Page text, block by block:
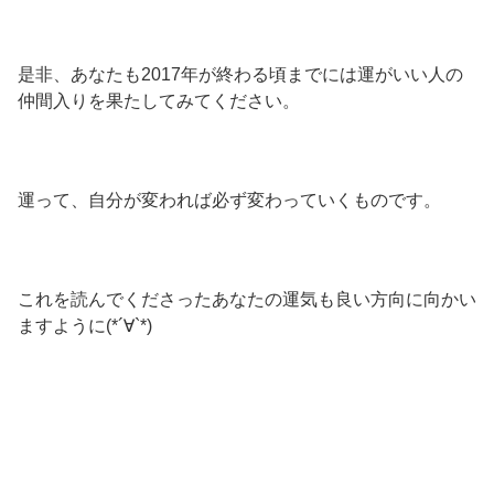
是非、あなたも2017年が終わる頃までには運がいい人の
仲間入りを果たしてみてください。
運って、自分が変われば必ず変わっていくものです。
これを読んでくださったあなたの運気も良い方向に向かい
ますように(*´∀`*)